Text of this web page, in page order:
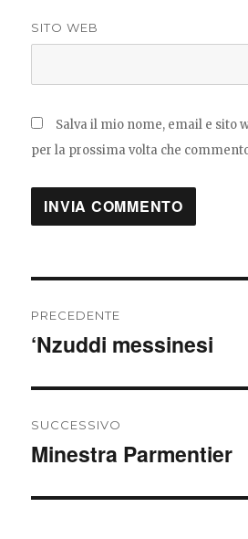
SITO WEB
Salva il mio nome, email e sito
per la prossima volta che
articoli
PRECEDENTE
Articolo
‘Nzuddi messinesi
SUCCESSIVO
Articolo
Minestra Parmentier